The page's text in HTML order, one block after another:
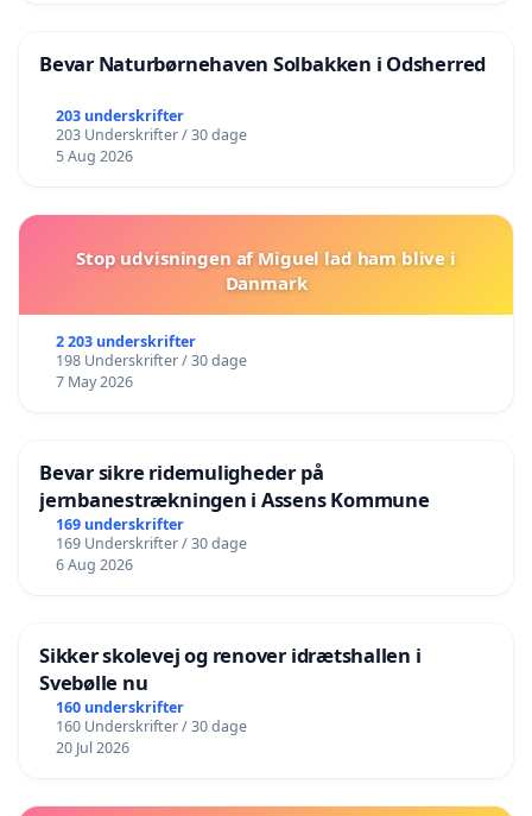
Bevar Naturbørnehaven Solbakken i Odsherred
203 underskrifter
203 Underskrifter / 30 dage
5 Aug 2026
Stop udvisningen af Miguel lad ham blive i
Danmark
2 203 underskrifter
198 Underskrifter / 30 dage
7 May 2026
Bevar sikre ridemuligheder på
jernbanestrækningen i Assens Kommune
169 underskrifter
169 Underskrifter / 30 dage
6 Aug 2026
Sikker skolevej og renover idrætshallen i
Svebølle nu
160 underskrifter
160 Underskrifter / 30 dage
20 Jul 2026